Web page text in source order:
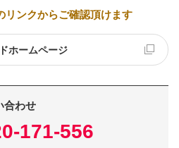
リンクからご確認頂けます
ホームページ
合わせ
171-556